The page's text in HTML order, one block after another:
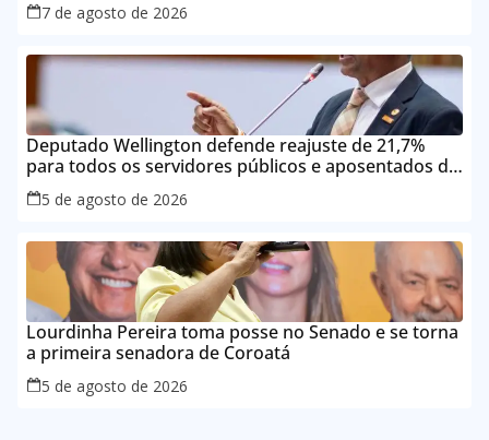
7 de agosto de 2026
Deputado Wellington defende reajuste de 21,7%
para todos os servidores públicos e aposentados do
Maranhão
5 de agosto de 2026
Lourdinha Pereira toma posse no Senado e se torna
a primeira senadora de Coroatá
5 de agosto de 2026